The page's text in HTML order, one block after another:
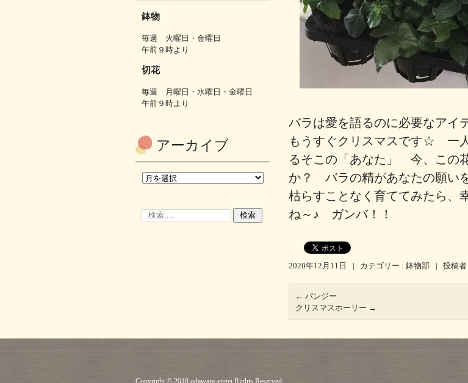
バラは愛を語るのに必要なア
もうすぐクリスマスです☆ 一
るそこの「あなた」 今、この
か？ バラの精があなたの願い
枯らすことなく育ててみたら、
ね～♪ ガンバ！！
2020年12月11日 | カテゴリー : 鉢物部 | 投稿者
← パンジー
クリスマスホーリー →
鉢物
毎週 火曜日・金曜日
午前９時より
切花
毎週 月曜日・水曜日・金曜日
午前９時より
アーカイブ
Copyright © 2018 odawara-engei Rights Reserved.